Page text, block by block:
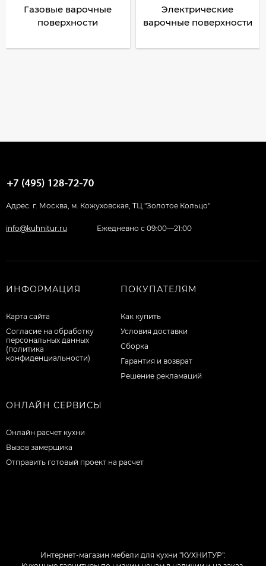
Газовые варочные
поверхности
Электрические
варочные поверхности
Адрес: г. Москва, м. Кожуховская, ТЦ "Золотое Кольцо"
info@kuhnitur.ru Ежедневно с 09:00—21:00
ИНФОРМАЦИЯ
Карта сайта
Согласие на обработку
персональных данных
(политика
конфиденциальности)
ПОКУПАТЕЛЯМ
Как купить
Условия доставки
Сборка
Гарантия и возврат
Решение рекламаций
ОНЛАЙН СЕРВИСЫ
Онлайн расчет кухни
Вызов замерщика
Отправить готовый проект на расчет
Интернет-магазин мебели для кухни "КУХНИТУР".